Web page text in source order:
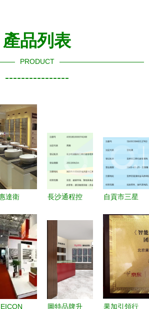
產品列表
PRODUCT
----------------
達衛
一代旗
盛大開
，開
整體解決
與五金
新篇章
長沙通程控
(yè)廣場大
瑤店 五金
產品零售業
(yè)務解析
與市場前景
自貢市三星
經營部 專
業(yè)五金
零售的堅實
力量
圖特品牌升 果加引領行